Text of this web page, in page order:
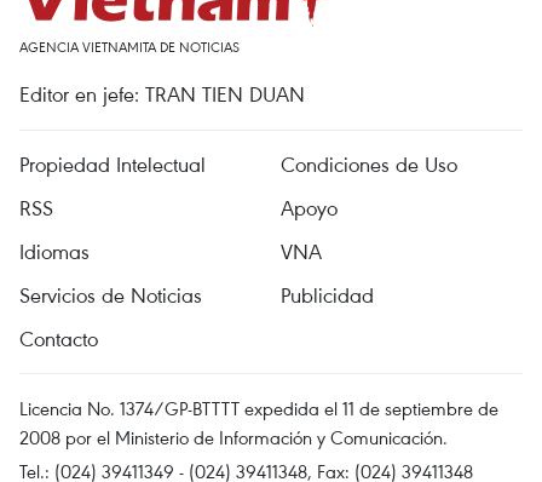
AGENCIA VIETNAMITA DE NOTICIAS
Editor en jefe: TRAN TIEN DUAN
Propiedad Intelectual
Condiciones de Uso
RSS
Apoyo
Idiomas
VNA
Servicios de Noticias
Publicidad
Contacto
Licencia No. 1374/GP-BTTTT expedida el 11 de septiembre de
2008 por el Ministerio de Información y Comunicación.
Tel.: (024) 39411349 - (024) 39411348, Fax: (024) 39411348